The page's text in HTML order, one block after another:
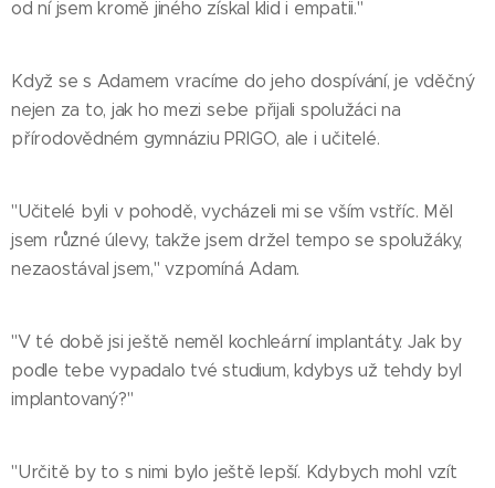
od ní jsem kromě jiného získal klid i empatii."
Když se s Adamem vracíme do jeho dospívání, je vděčný
nejen za to, jak ho mezi sebe přijali spolužáci na
přírodovědném gymnáziu PRIGO, ale i učitelé.
"Učitelé byli v pohodě, vycházeli mi se vším vstříc. Měl
jsem různé úlevy, takže jsem držel tempo se spolužáky,
nezaostával jsem," vzpomíná Adam.
"V té době jsi ještě neměl kochleární implantáty. Jak by
podle tebe vypadalo tvé studium, kdybys už tehdy byl
implantovaný?"
"Určitě by to s nimi bylo ještě lepší. Kdybych mohl vzít